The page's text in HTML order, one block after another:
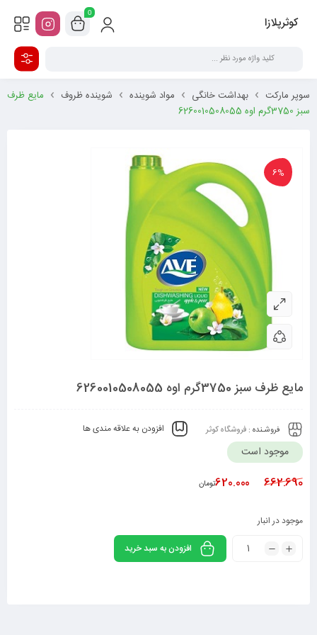
کوثرپلازا
0
سوپر مارکت بهداشت خانگی مواد شوینده شوینده ظروف
مایع ظرف
سبز 3750گرم اوه 6260010508055
6%
مایع ظرف سبز 3750گرم اوه 6260010508055
فروشـنده : فروشگاه کوثر افزودن به علاقه مندی ها
موجود است
662.690
620.000تومان
موجود در انبار
افزودن به سبد خرید